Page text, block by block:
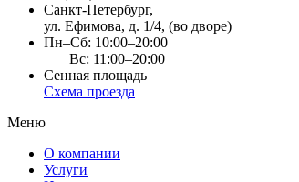
Санкт-Петербург,
ул. Ефимова, д. 1/4, (во дворе)
Пн–Сб: 10:00–20:00
Вс: 11:00–20:00
Сенная площадь
Схема проезда
Меню
О компании
Услуги